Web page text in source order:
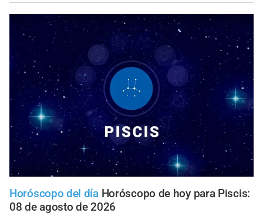
Horóscopo del día Horóscopo de hoy para Piscis:
08 de agosto de 2026